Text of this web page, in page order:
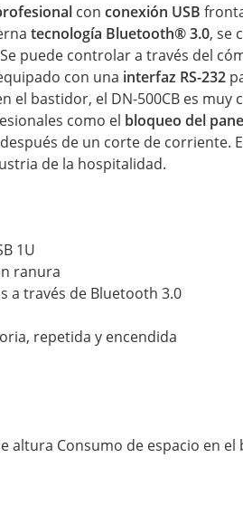
conconexión USB
tecnología Bluetooth® 3.0, se
puede controlar a través del
con una interfaz RS-232
el bastidor, el DN-500CB es muy
como el bloqueo del
de un corte de corriente.
de la hospitalidad.
1U
ranura
a través de Bluetooth 3.0
repetida y encendida
altura Consumo de espacio en el